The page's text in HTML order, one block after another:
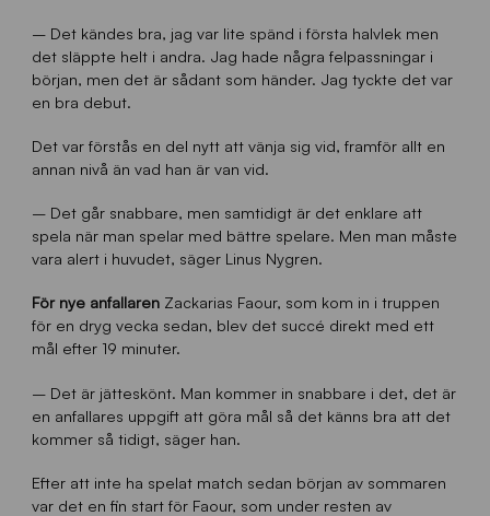
– Det kändes bra, jag var lite spänd i första halvlek men
det släppte helt i andra. Jag hade några felpassningar i
början, men det är sådant som händer. Jag tyckte det var
en bra debut.
Det var förstås en del nytt att vänja sig vid, framför allt en
annan nivå än vad han är van vid.
– Det går snabbare, men samtidigt är det enklare att
spela när man spelar med bättre spelare. Men man måste
vara alert i huvudet, säger Linus Nygren.
För nye anfallarenZackarias Faour, som kom in i truppen
för en dryg vecka sedan, blev det succé direkt med ett
mål efter 19 minuter.
– Det är jätteskönt. Man kommer in snabbare i det, det är
en anfallares uppgift att göra mål så det känns bra att det
kommer så tidigt, säger han.
Efter att inte ha spelat match sedan början av sommaren
var det en fin start för Faour, som under resten av